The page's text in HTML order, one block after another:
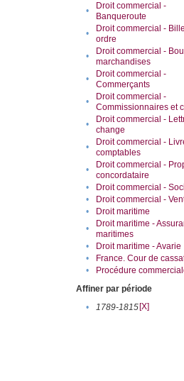
•
Droit commercial -
Banqueroute
•
Droit commercial -
ordre
•
Droit commercial -
marchandises
•
Droit commercial -
Commerçants
•
Droit commercial -
Commissionnaires et
•
Droit commercial -
change
•
Droit commercial -
comptables
•
Droit commercial -
concordataire
• Droit commercial -
•
Droit commercial -
•
Droit maritime
•
Droit maritime -
maritimes
• Droit maritime - Avarie
•
France. Cour de
•
Procédure
Affiner par période
•
1789-1815[X]